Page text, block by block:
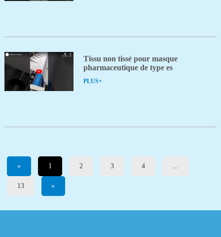
Tissu non tissé pour masque
pharmaceutique de type es
PLUS+
« 1 2 3 4 ...
13 »